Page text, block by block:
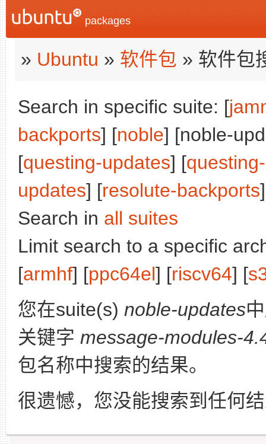
packages
» Ubuntu » 软件包 » 软件包
Search in specific suite: [
backports] [noble] [noble-
[questing-updates] [
updates] [resolute-backports
Search in all suites
Limit search to a specific
[armhf] [ppc64el] [riscv64] [
您在suite(s) noble-updates
关键字 message-modules-
包名称中搜索的结果。
很遗憾，您没能搜索到任何